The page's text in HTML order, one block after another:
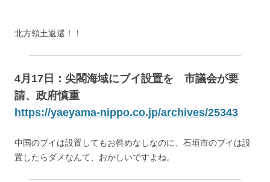
北方領土返還！！
4月17日：尖閣海域にブイ設置を 市議会が要
請、政府慎重
https://yaeyama-nippo.co.jp/archives/25343
中国のブイは設置してもお咎めなしなのに、石垣市のブイは設
置したらダメなんて、おかしいですよね。